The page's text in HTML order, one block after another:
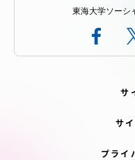
東海大学ソーシ
サ
サ
プライ